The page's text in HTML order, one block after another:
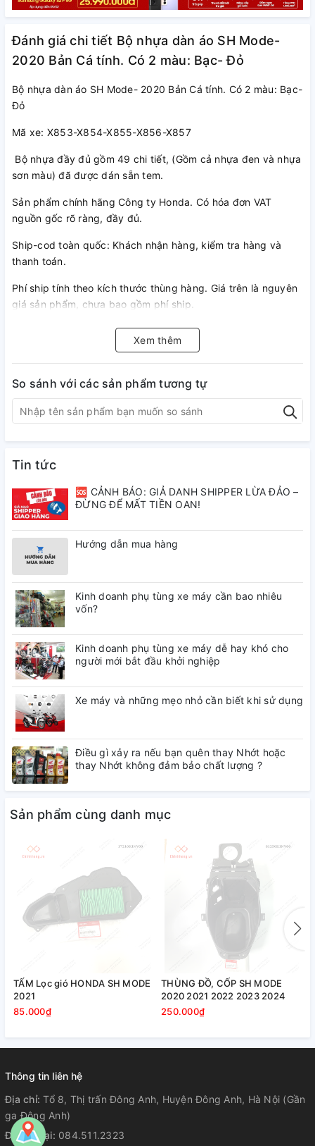
Đánh giá chi tiết Bộ nhựa dàn áo SH Mode-
2020 Bản Cá tính. Có 2 màu: Bạc- Đỏ
Bộ nhựa dàn áo SH Mode- 2020 Bản Cá tính. Có 2 màu: Bạc-
Đỏ
Mã xe: X853-X854-X855-X856-X857
Bộ nhựa đầy đủ gồm 49 chi tiết, (Gồm cả nhựa đen và nhựa
sơn màu) đã được dán sẵn tem.
Sản phẩm chính hãng Công ty Honda. Có hóa đơn VAT
nguồn gốc rõ ràng, đầy đủ.
Ship-cod toàn quốc: Khách nhận hàng, kiểm tra hàng và
thanh toán.
Phí ship tính theo kích thước thùng hàng. Giá trên là nguyên
giá sản phẩm, chưa bao gồm phí ship.
Khách thợ/ sỉ hoặc muốn mua chi tiết lẻ vui lòng liên hệ
ĐT/zalo: 084.511.2323-098.237.6215
Xem thêm
So sánh với các sản phẩm tương tự
Tin tức
🆘 CẢNH BÁO: GIẢ DANH SHIPPER LỪA ĐẢO –
ĐỪNG ĐỂ MẤT TIỀN OAN!
Hướng dẫn mua hàng
Kinh doanh phụ tùng xe máy cần bao nhiêu
vốn?
Kinh doanh phụ tùng xe máy dễ hay khó cho
người mới bắt đầu khởi nghiệp
Xe máy và những mẹo nhỏ cần biết khi sử dụng
Điều gì xảy ra nếu bạn quên thay Nhớt hoặc
thay Nhớt không đảm bảo chất lượng ?
Sản phẩm cùng danh mục
TẤM Lọc gió HONDA SH MODE
2021
85.000₫
THÙNG ĐỒ, CỐP SH MODE
2020 2021 2022 2023 2024
250.000₫
Thông tin liên hệ
Địa chỉ:Tổ 8, Thị trấn Đông Anh, Huyện Đông Anh, Hà Nội (Gần
ga Đông Anh)
Điện thoại: 084.511.2323